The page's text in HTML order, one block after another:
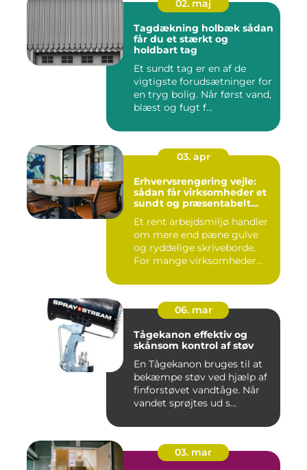
02. maj
Tagdækning holbæk sådan
får du et stærkt og
holdbart tag
Et sundt tag er en af de
vigtigste forudsætninger for
en tryg bolig. Når først vand,
blæst og fugt f...
03. apr
Erhvervsrengøring vejle:
sådan får virksomheder et
sundt og præsentabelt
Et rent arbejdsmiljø handler
om mere end pæne gulve
og ryddelige skriveborde.
For mange virksomheder...
06. mar
Tågekanon effektiv og
skånsom kontrol af støv
En Tågekanon bruges til at
bekæmpe støv ved hjælp af
finforstøvet vandtåge. Når
vandet sprøjtes ud s...
03. mar